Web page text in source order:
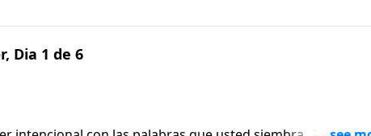
Dia 1 de 6